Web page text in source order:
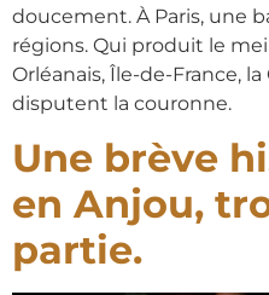
doucement. À Paris, une
régions. Qui produit le
Orléanais, Île-de-France,
disputent la couronne.
Une brève
en Anjou,
partie.